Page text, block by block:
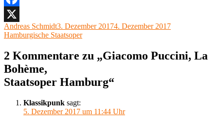
Facebook
X
Autor
Andreas SchmidtVeröffentlicht
am
3. Dezember 20174. Dezember 2017Kategorien
Hamburgische Staatsoper
2 Kommentare zu „Giacomo Puccini, La
Bohème,
Staatsoper Hamburg“
Klassikpunk sagt:
5. Dezember 2017 um 11:44 Uhr